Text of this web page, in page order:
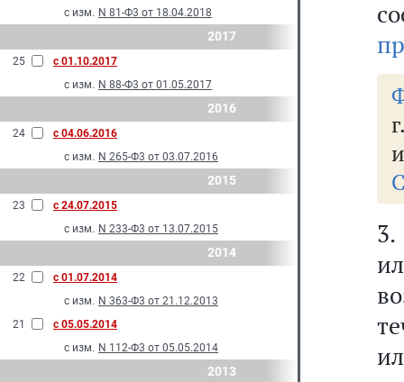
с изм. N 81-Ф3 от 18.04.2018
2017
25
с 01.10.2017
с изм. N 88-Ф3 от 01.05.2017
2016
24
с 04.06.2016
с изм. N 265-Ф3 от 03.07.2016
2015
23
с 24.07.2015
с изм. N 233-Ф3 от 13.07.2015
2014
22
с 01.07.2014
с изм. N 363-Ф3 от 21.12.2013
21
с 05.05.2014
с изм. N 112-Ф3 от 05.05.2014
2013